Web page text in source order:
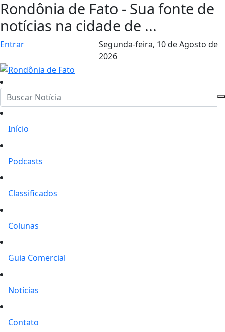
Rondônia de Fato - Sua fonte de
notícias na cidade de ...
Entrar Segunda-feira, 10 de Agosto de
2026
Início
Podcasts
Classificados
Colunas
Guia Comercial
Notícias
Contato